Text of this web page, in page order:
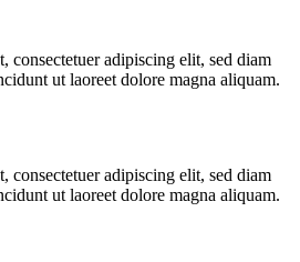
consectetuer adipiscing elit, sed diam
ut laoreet dolore magna aliquam.
consectetuer adipiscing elit, sed diam
ut laoreet dolore magna aliquam.